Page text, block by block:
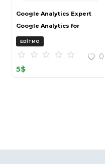
Google Analytics Expert
Google Analytics for
OpenCart (ZIP)
EDITMO
0
5$